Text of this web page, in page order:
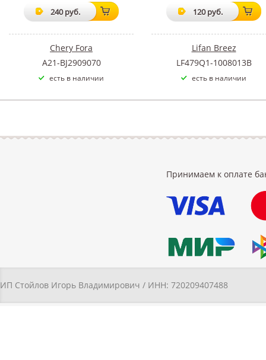
240 руб.
Chery Fora
A21-BJ2909070
есть в наличии
120 руб.
Lifan Breez
LF479Q1-1008013B
есть в наличии
Принимаем к оплате
ИП Стойлов Игорь Владимирович / ИНН: 720209407488